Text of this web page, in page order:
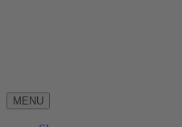
MENU